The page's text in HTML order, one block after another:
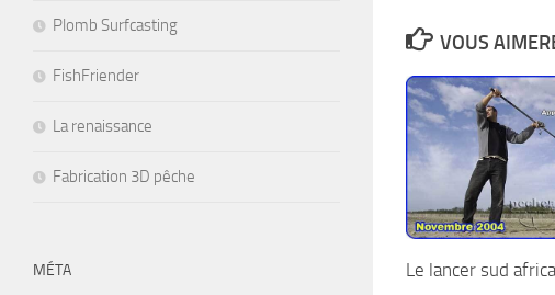
VOUS
Le lancer sud
Plomb Surfcasting
FishFriender
La renaissance
Fabrication 3D pêche
MÉTA